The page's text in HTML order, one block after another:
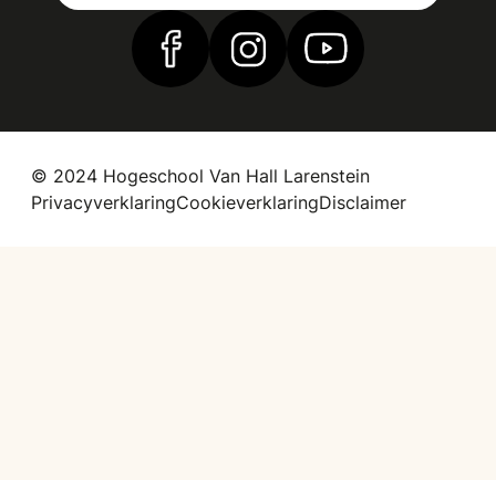
Vind ons op Facebook
Vind ons op Instagram
Vind ons op
© 2024 Hogeschool Van Hall Larenstein
PrivacyverklaringCookieverklaringDisclaimer